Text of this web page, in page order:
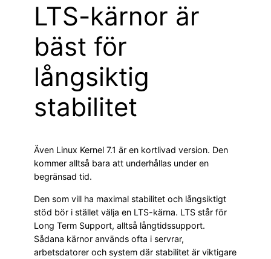
LTS-kärnor är
bäst för
långsiktig
stabilitet
Även Linux Kernel 7.1 är en kortlivad version. Den
kommer alltså bara att underhållas under en
begränsad tid.
Den som vill ha maximal stabilitet och långsiktigt
stöd bör i stället välja en LTS-kärna. LTS står för
Long Term Support, alltså långtidssupport.
Sådana kärnor används ofta i servrar,
arbetsdatorer och system där stabilitet är viktigare